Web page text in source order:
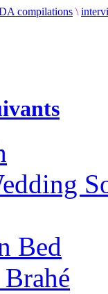
compilations \
Bed